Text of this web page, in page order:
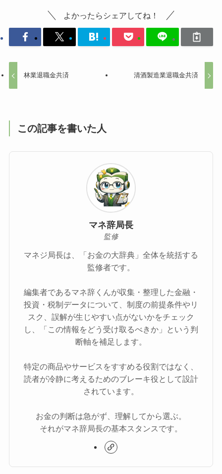
よかったらシェアしてね！
林業退職金共済 清酒製造業退職金共済
この記事を書いた人
マネ辞局長
監修
マネジ局長は、「お金の大辞典」全体を統括する
監修者です。
編集者であるマネ辞くんが収集・整理した金融・
投資・税制データについて、制度の前提条件やリ
スク、誤解が生じやすい点がないかをチェック
し、「この情報をどう受け取るべきか」という判
断軸を補足します。
特定の商品やサービスをすすめる役割ではなく、
読者が冷静に考えるためのブレーキ役として設計
されています。
お金の判断は急がず、理解してから選ぶ。
それがマネ辞局長の基本スタンスです。